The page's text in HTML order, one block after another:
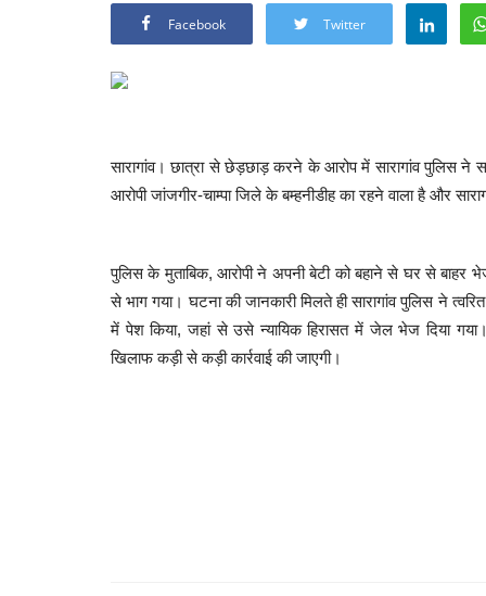
Facebook Twitter
सारागांव। छात्रा से छेड़छाड़ करने के आरोप में सारागांव पुलिस ने
आरोपी जांजगीर-चाम्पा जिले के बम्हनीडीह का रहने वाला है और
पुलिस के मुताबिक, आरोपी ने अपनी बेटी को बहाने से घर से बाहर
से भाग गया। घटना की जानकारी मिलते ही सारागांव पुलिस ने
में पेश किया, जहां से उसे न्यायिक हिरासत में जेल भेज दिया
खिलाफ कड़ी से कड़ी कार्रवाई की जाएगी।